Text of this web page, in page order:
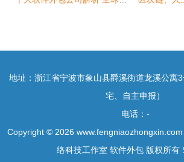
地址：浙江省宁波市象山县爵溪街道龙溪公寓
宅、自主申报）
电话：-
Copyright © 2026 www.fengniaozhongxin.com
络科技工作室 软件外包 版权所有